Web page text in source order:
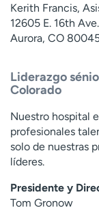
Kerith Francis,
12605 E. 16th
Aurora, CO
Liderazgo
Colorado
Nuestro hospital
profesionales
solo de nuestras
líderes.
Presidente y
Tom Gronow